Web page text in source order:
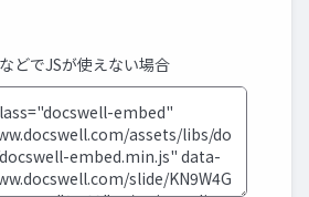
どでJSが使えない場合